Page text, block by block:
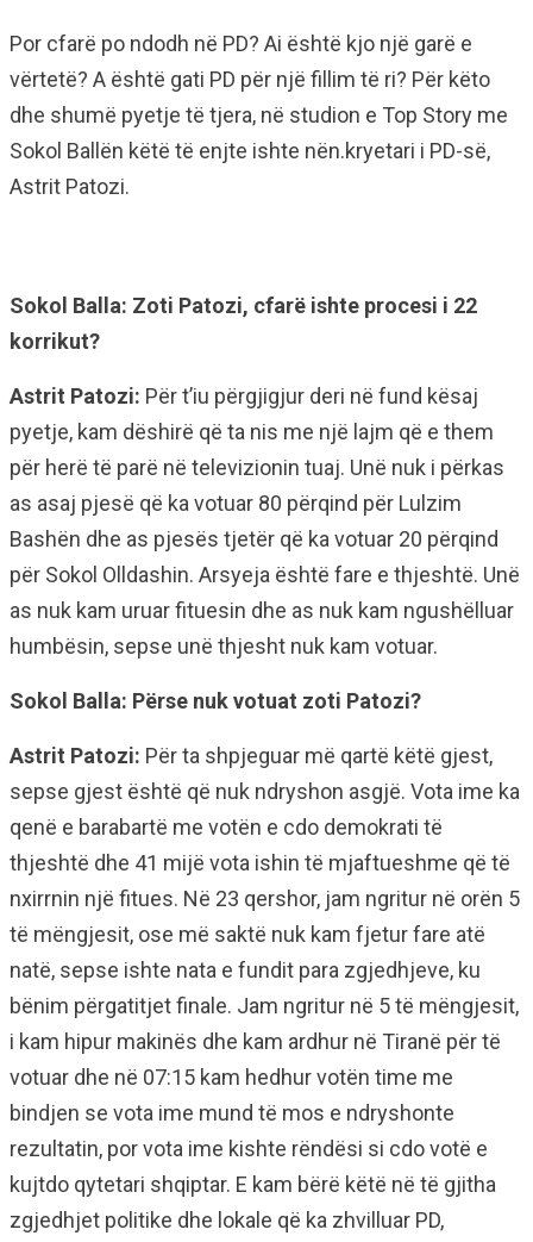
Por cfarë po ndodh në PD? Ai është kjo një garë e
vërtetë? A është gati PD për një fillim të ri? Për këto
dhe shumë pyetje të tjera, në studion e Top Story me
Sokol Ballën këtë të enjte ishte nën.kryetari i PD-së,
Astrit Patozi.
Sokol Balla: Zoti Patozi, cfarë ishte procesi i 22
korrikut?
Astrit Patozi: Për t’iu përgjigjur deri në fund kësaj
pyetje, kam dëshirë që ta nis me një lajm që e them
për herë të parë në televizionin tuaj. Unë nuk i përkas
as asaj pjesë që ka votuar 80 përqind për Lulzim
Bashën dhe as pjesës tjetër që ka votuar 20 përqind
për Sokol Olldashin. Arsyeja është fare e thjeshtë. Unë
as nuk kam uruar fituesin dhe as nuk kam ngushëlluar
humbësin, sepse unë thjesht nuk kam votuar.
Sokol Balla: Përse nuk votuat zoti Patozi?
Astrit Patozi: Për ta shpjeguar më qartë këtë gjest,
sepse gjest është që nuk ndryshon asgjë. Vota ime ka
qenë e barabartë me votën e cdo demokrati të
thjeshtë dhe 41 mijë vota ishin të mjaftueshme që të
nxirrnin një fitues. Në 23 qershor, jam ngritur në orën 5
të mëngjesit, ose më saktë nuk kam fjetur fare atë
natë, sepse ishte nata e fundit para zgjedhjeve, ku
bënim përgatitjet finale. Jam ngritur në 5 të mëngjesit,
i kam hipur makinës dhe kam ardhur në Tiranë për të
votuar dhe në 07:15 kam hedhur votën time me
bindjen se vota ime mund të mos e ndryshonte
rezultatin, por vota ime kishte rëndësi si cdo votë e
kujtdo qytetari shqiptar. E kam bërë këtë në të gjitha
zgjedhjet politike dhe lokale që ka zhvilluar PD,